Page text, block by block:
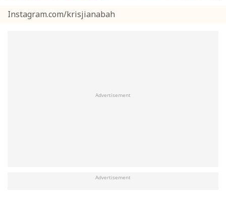
Instagram.com/krisjianabah
Advertisement
Advertisement